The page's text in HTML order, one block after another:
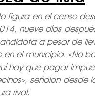
figura en el censo
nueve días
a pesar de
en el municipio. «No
hay que pagar
señalan desde
rival.